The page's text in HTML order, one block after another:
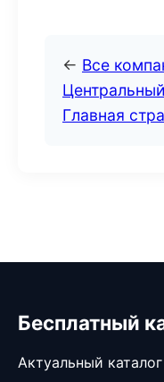
← Все
Главная
Бесплатный
Актуальный